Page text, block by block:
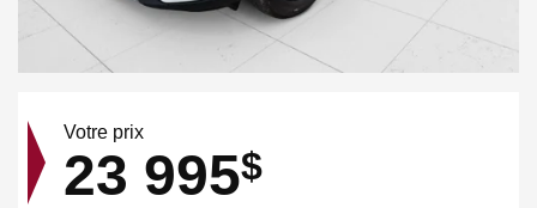
Votre prix
23 995$